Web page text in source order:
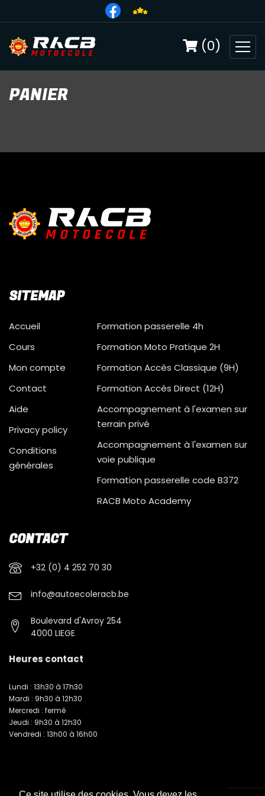
(0)
PANIER
SITEMAP
Accueil
Cours
Mon compte
Contact
Aide
Privacy policy
Conditions
générales
Formation passerelle 4h
Formation Moto Pratique 2H
Formation Accès Classique (9H)
Formation Accès Direct (12H)
Accompagnement à l'examen sur
terrain privé
Accompagnement à l'examen sur
voie publique
Formation passerelle code B372
RACB Moto Academy
CONTACT
+32 (0) 4 252 70 30
info@autoecoleracb.be
Boulevard d'Avroy 254
4000 LIEGE
Heures contact
Lundi : 13h30 à 17h30
Mardi : 9h30 à 12h30
Mercredi : fermé
Jeudi : 9h30 à 12h30
Vendredi : 13h00 à 16h00